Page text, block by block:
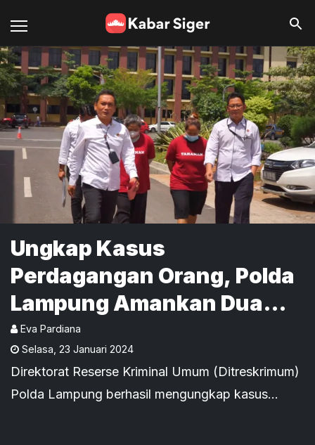
Ungkap Kasus
Perdagangan Orang, Polda
Lampung Amankan Dua
Tersangka
Eva Pardiana
Selasa 23 Januari 2024
Direktorat Reserse Kriminal Umum (Ditreskrimum)
Polda Lampung berhasil mengungkap kasus